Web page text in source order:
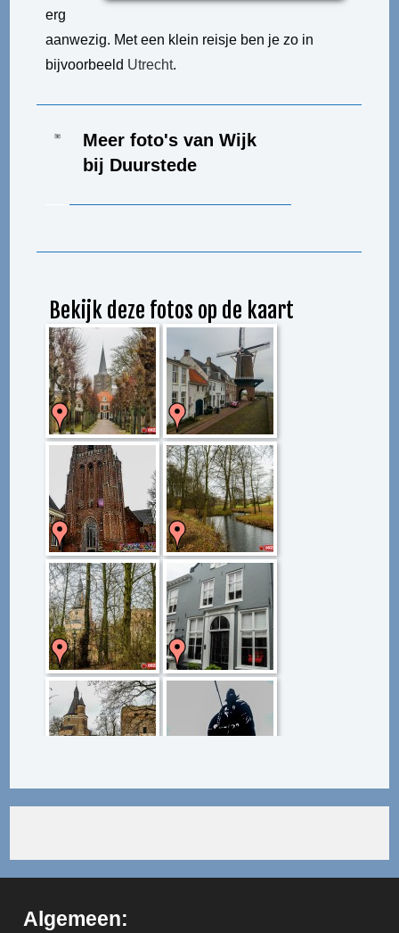
erg
aanwezig. Met een klein reisje ben je zo in
bijvoorbeeld Utrecht.
Meer foto's van Wijk
bij Duurstede
Algemeen: